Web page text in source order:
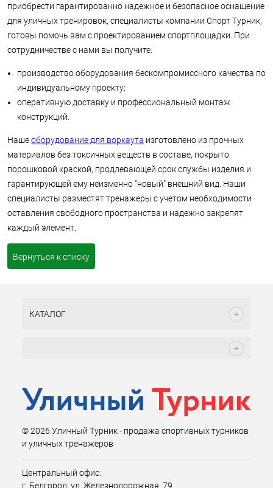
приобрести гарантированно надежное и безопасное оснащение
для уличных тренировок, специалисты компании Спорт Турник,
готовы помочь вам с проектированием спортплощадки. При
сотрудничестве с нами вы получите:
производство оборудования бескомпромиссного качества по
индивидуальному проекту;
оперативную доставку и профессиональный монтаж
конструкций.
Нашеоборудование для воркаута изготовлено из прочных
материалов без токсичных веществ в составе, покрыто
порошковой краской, продлевающей срок службы изделия и
гарантирующей ему неизменно "новый" внешний вид. Наши
специалисты разместят тренажеры с учетом необходимости
оставления свободного пространства и надежно закрепят
каждый элемент.
Вернуться к списку
КАТАЛОГ
© 2026 Уличный Турник - продажа спортивных турников
и уличных тренажеров
Центральный офис:
г. Белгород, ул. Железнодорожная, 79